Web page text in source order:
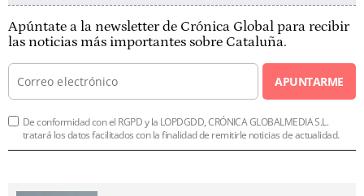
Apúntate a la newsletter de Crónica Global para recibir
las noticias más importantes sobre Cataluña.
APUNTARME
De conformidad con el RGPD y la LOPDGDD, CRÓNICA GLOBALMEDIA S.L.
tratará los datos facilitados con la finalidad de remitirle noticias de actualidad.